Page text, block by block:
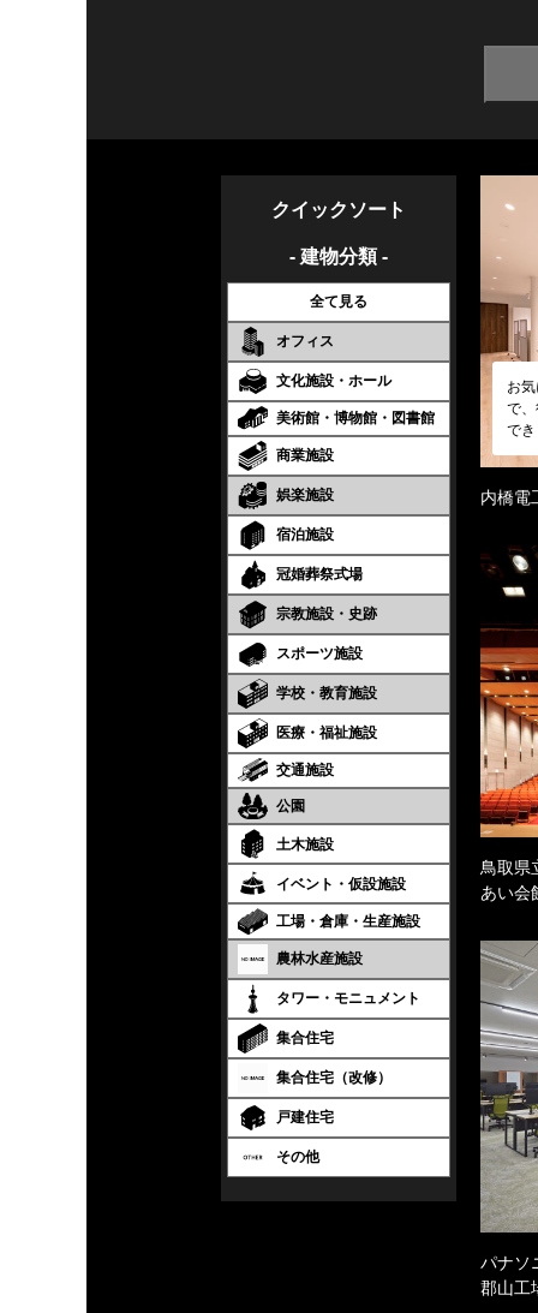
クイックソート
- 建物分類 -
全て見る
オフィス
文化施設・ホール
美術館・博物館・図書館
商業施設
娯楽施設
宿泊施設
冠婚葬祭式場
宗教施設・史跡
スポーツ施設
学校・教育施設
医療・福祉施設
交通施設
公園
土木施設
イベント・仮設施設
工場・倉庫・生産施設
農林水産施設
タワー・モニュメント
集合住宅
集合住宅（改修）
戸建住宅
その他
お
で
で
内橋電
鳥取県
あい会
パナソ
郡山工